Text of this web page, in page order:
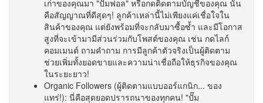
เก่าของคุณมา "ปั๊มฟอล" หรือกดติดตามบัญชีของคุณ นั่น
คือสัญญาณที่ดีสุดๆ! ลูกค้าเหล่านี้ไม่เพียงแค่เชื่อใจใน
สินค้าของคุณ แต่ยังพร้อมที่จะกลับมาซื้อซ้ำ และมีโอกาส
สูงที่จะเข้ามามีส่วนร่วมกับโพสต์ของคุณ เช่น กดไลก์
คอมเมนต์ ถามคำถาม การมีลูกค้าตัวจริงเป็นผู้ติดตาม
ช่วยเพิ่มทั้งยอดขายและความน่าเชื่อถือให้ธุรกิจของคุณ
ในระยะยาว!
Organic Followers (ผู้ติดตามแบบออร์แกนิก... ของ
แทร่!): นี่คือสุดยอดปรารถนาของทุกคน! "ปั๊ม